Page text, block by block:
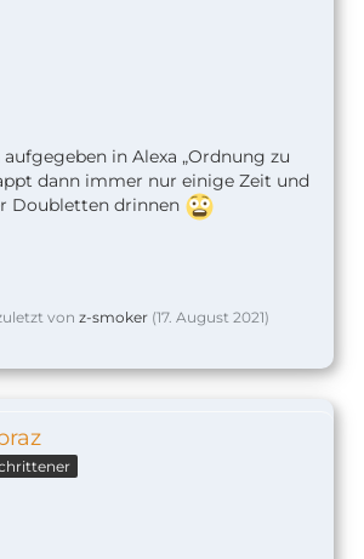
in Alexa „Ordnung zu
dann immer nur einige Zeit und
Doubletten drinnen
von z-smoker (17. August 2021)